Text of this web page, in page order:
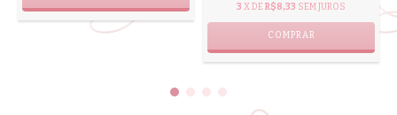
3 X DE R$8,33 SEM JUROS
COMPRAR